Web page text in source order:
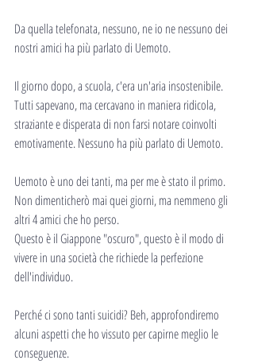
Da quella telefonata, nessuno, ne io ne nessuno dei
nostri amici ha più parlato di Uemoto.
Il giorno dopo, a scuola, c'era un'aria insostenibile.
Tutti sapevano, ma cercavano in maniera ridicola,
straziante e disperata di non farsi notare coinvolti
emotivamente. Nessuno ha più parlato di Uemoto.
Uemoto è uno dei tanti, ma per me è stato il primo.
Non dimenticherò mai quei giorni, ma nemmeno gli
altri 4 amici che ho perso.
Questo è il Giappone "oscuro", questo è il modo di
vivere in una società che richiede la perfezione
dell'individuo.
Perché ci sono tanti suicidi? Beh, approfondiremo
alcuni aspetti che ho vissuto per capirne meglio le
conseguenze.